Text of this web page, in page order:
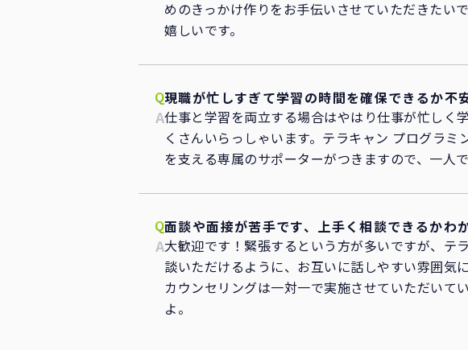
めのきっかけ作りをお手伝いさせていただきたい
嬉しいです。
現職が忙しすぎて学習の時間を確保できるか不安
仕事と学習を両立する場合はやはり仕事が忙しく
くさんいらっしゃいます。テラキャン プログラ
を支える専属のサポーターがつきますので、一人
面談や面接が苦手です、上手く相談できるかわ
大歓迎です！緊張するという方が多いですが、テ
談いただけるように、お互いに話しやすい雰囲気
カウンセリングは一対一で実施させていただいて
よ。